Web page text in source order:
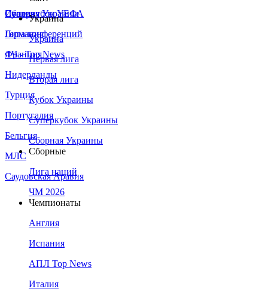
Сборная Украины
Италия
Германия
Франция
Нидерланды
Турция
Португалия
Бельгия
МЛС
Саудовская Аравия
Суперкубок УЕФА
Лига конференций
ЛЧ - Top News
Украина
Украина
Первая лига
Вторая лига
Кубок Украины
Суперкубок Украины
Сборная Украины
Сборные
Лига наций
ЧМ 2026
Чемпионаты
Англия
Испания
АПЛ Top News
Италия